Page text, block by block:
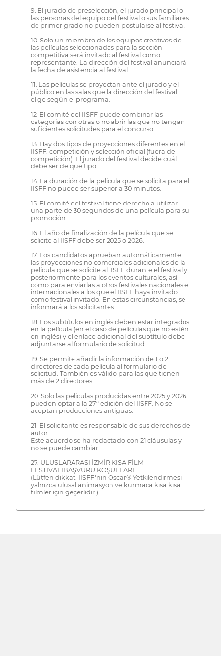
9. El jurado de preselección, el jurado principal o
las personas del equipo del festival o sus familiares
de primer grado no pueden postularse al festival.
10. Solo un miembro de los equipos creativos de
las películas seleccionadas para la sección
competitiva será invitado al festival como
representante. La dirección del festival anunciará
la fecha de asistencia al festival.
11. Las películas se proyectan ante el jurado y el
público en las salas que la dirección del festival
elige según el programa.
12. El comité del IISFF puede combinar las
categorías con otras o no abrir las que no tengan
suficientes solicitudes para el concurso.
13. Hay dos tipos de proyecciones diferentes en el
IISFF: competición y selección oficial (fuera de
competición). El jurado del festival decide cuál
debe ser de qué tipo.
14. La duración de la película que se solicita para el
IISFF no puede ser superior a 30 minutos.
15. El comité del festival tiene derecho a utilizar
una parte de 30 segundos de una película para su
promoción.
16. El año de finalización de la película que se
solicite al IISFF debe ser 2025 o 2026.
17. Los candidatos aprueban automáticamente
las proyecciones no comerciales adicionales de la
película que se solicite al IISFF durante el festival y
posteriormente para los eventos culturales, así
como para enviarlas a otros festivales nacionales e
internacionales a los que el IISFF haya invitado
como festival invitado. En estas circunstancias, se
informará a los solicitantes.
18. Los subtítulos en inglés deben estar integrados
en la película (en el caso de películas que no estén
en inglés) y el enlace adicional del subtítulo debe
adjuntarse al formulario de solicitud.
19. Se permite añadir la información de 1 o 2
directores de cada película al formulario de
solicitud. También es válido para las que tienen
más de 2 directores.
20. Solo las películas producidas entre 2025 y 2026
pueden optar a la 27ª edición del IISFF. No se
aceptan producciones antiguas.
21. El solicitante es responsable de sus derechos de
autor.
Este acuerdo se ha redactado con 21 cláusulas y
no se puede cambiar.
27. ULUSLARARASI İZMİR KISA FİLM
FESTİVALİBAŞVURU KOŞULLARI
(Lütfen dikkat: IISFF'nin Oscar® Yetkilendirmesi
yalnızca ulusal animasyon ve kurmaca kısa kısa
filmler için geçerlidir.)